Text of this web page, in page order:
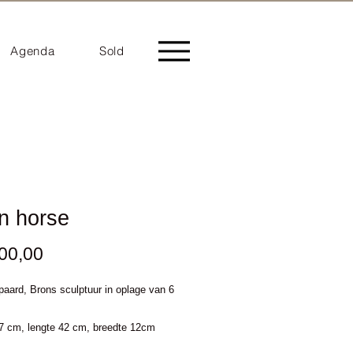
Agenda Sold
horse
Brons sculptuur in oplage van 6
cm, lengte 42 cm, breedte 12cm